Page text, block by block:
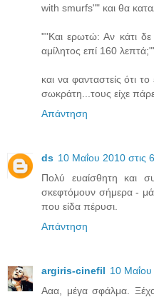
with smurfs"" και θα
""Και ερωτώ: Αν κάτι δε
αμίλητος επί 160
και να φανταστείς ότι
σωκράτη...τους είχε
Απάντηση
ds 10 Μαΐου 2010 στις
Πολύ ευαίσθητη και
σκεφτόμουν σήμερα -
που είδα πέρυσι.
Απάντηση
argiris-cinefil 10 Μαΐου
Ααα, μέγα σφάλμα.